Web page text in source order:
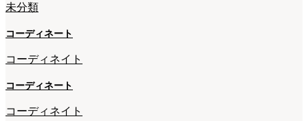
未分類
コーディネート
コーディネイト
コーディネート
コーディネイト